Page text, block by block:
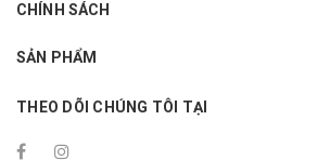
CHÍNH SÁCH
SẢN PHẨM
THEO DÕI CHÚNG TÔI TẠI